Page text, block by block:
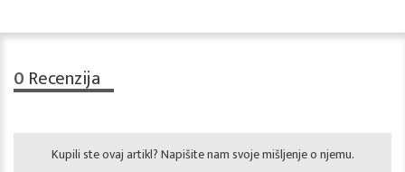
0 Recenzija
Kupili ste ovaj artikl? Napišite nam svoje mišljenje o njemu.